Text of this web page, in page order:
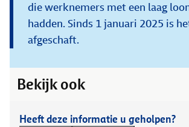
die werknemers met een laag
hadden. Sinds 1 januari 2025 is
afgeschaft.
Bekijk ook
Heeft deze informatie u geholpen?